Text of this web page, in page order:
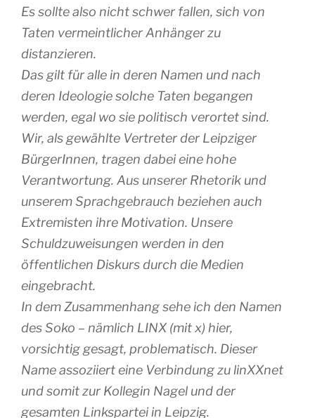
Es sollte also nicht schwer fallen, sich von
Taten vermeintlicher Anhänger zu
distanzieren.
Das gilt für alle in deren Namen und nach
deren Ideologie solche Taten begangen
werden, egal wo sie politisch verortet sind.
Wir, als gewählte Vertreter der Leipziger
BürgerInnen, tragen dabei eine hohe
Verantwortung. Aus unserer Rhetorik und
unserem Sprachgebrauch beziehen auch
Extremisten ihre Motivation. Unsere
Schuldzuweisungen werden in den
öffentlichen Diskurs durch die Medien
eingebracht.
In dem Zusammenhang sehe ich den Namen
des Soko – nämlich LINX (mit x) hier,
vorsichtig gesagt, problematisch. Dieser
Name assoziiert eine Verbindung zu linXXnet
und somit zur Kollegin Nagel und der
gesamten Linkspartei in Leipzig.